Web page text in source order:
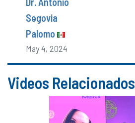
Segovia
Palomo
May 4, 2024
Videos Relacionados